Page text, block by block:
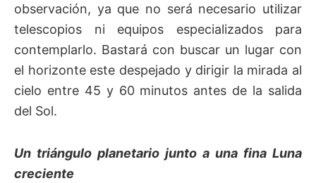
observación, ya que no será necesario utilizar
telescopios ni equipos especializados para
contemplarlo. Bastará con buscar un lugar con
el horizonte este despejado y dirigir la mirada al
cielo entre 45 y 60 minutos antes de la salida
del Sol.
Un triángulo planetario junto a una fina Luna
creciente